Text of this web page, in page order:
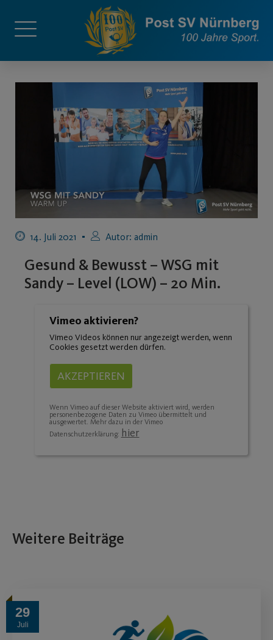
14. Juli 2021 Autor: admin
Gesund & Bewusst – WSG mit
Sandy – Level (LOW) – 20 Min.
Vimeo aktivieren?
Vimeo Videos können nur angezeigt werden, wenn
Cookies gesetzt werden dürfen.
AKZEPTIEREN
Wenn Vimeo auf dieser Website aktiviert wird, werden
personenbezogene Daten zu Vimeo übermittelt und
ausgewertet. Mehr dazu in der Vimeo
Datenschutzerklärung: hier
Weitere Beiträge
29
Juli